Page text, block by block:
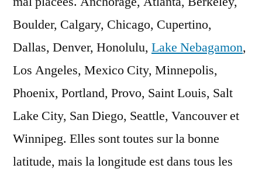
Boulder, Calgary, Chicago, Cupertino,
Dallas, Denver, Honolulu, Lake Nebagamon,
Los Angeles, Mexico City, Minnepolis,
Phoenix, Portland, Provo, Saint Louis, Salt
Lake City, San Diego, Seattle, Vancouver et
Winnipeg. Elles sont toutes sur la bonne
latitude, mais la longitude est dans tous les